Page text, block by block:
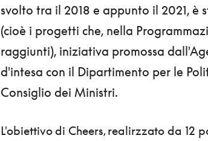
svolto tra il 2018 e appunto il 2021, è
(cioè i progetti che, nella
raggiunti), iniziativa promossa
d'intesa con il Dipartimento per le
Consiglio dei Ministri.
L'obiettivo di Cheers, realirzzato da 12